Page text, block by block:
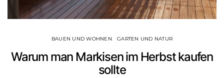
BAUEN UND WOHNEN GARTEN UND NATUR
Warum man Markisen im Herbst kaufen
sollte